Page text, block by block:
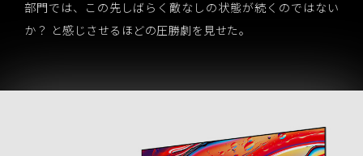
部門では、この先しばらく敵なしの状態が続くのではない
か？ と感じさせるほどの圧勝劇を見せた。